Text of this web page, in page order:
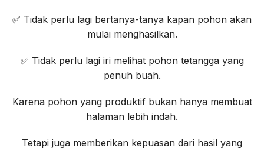
✅ Tidak perlu lagi bertanya-tanya kapan pohon akan
mulai menghasilkan.
✅ Tidak perlu lagi iri melihat pohon tetangga yang
penuh buah.
Karena pohon yang produktif bukan hanya membuat
halaman lebih indah.
Tetapi juga memberikan kepuasan dari hasil yang